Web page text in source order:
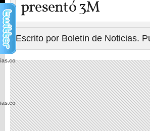
presentó 3M
Escrito por Boletin de Noticias.
wp-
wp-